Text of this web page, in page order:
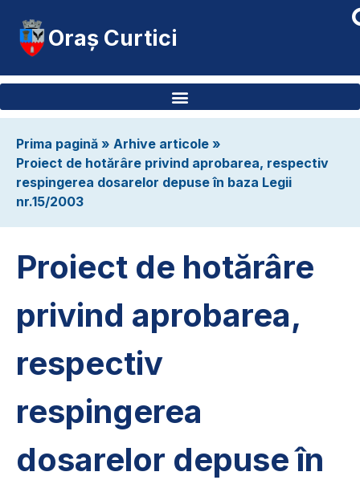
Oraș Curtici
Prima pagină » Arhive articole »
Proiect de hotărâre privind aprobarea, respectiv
respingerea dosarelor depuse în baza Legii
nr.15/2003
Proiect de hotărâre
privind aprobarea,
respectiv
respingerea
dosarelor depuse în